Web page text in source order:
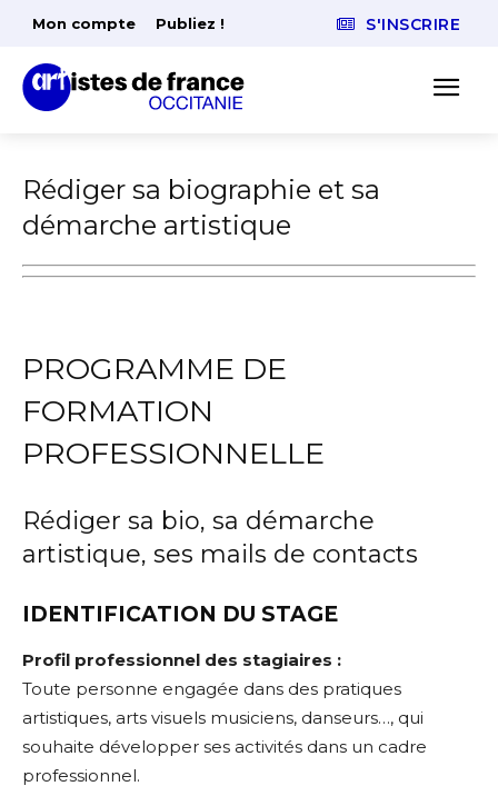
Mon compte Publiez ! S'INSCRIRE
Rédiger sa biographie et sa
démarche artistique
PROGRAMME DE
FORMATION
PROFESSIONNELLE
Rédiger sa bio, sa démarche
artistique, ses mails de contacts
IDENTIFICATION DU STAGE
Profil professionnel des stagiaires :
Toute personne engagée dans des pratiques
artistiques, arts visuels musiciens, danseurs…, qui
souhaite développer ses activités dans un cadre
professionnel.